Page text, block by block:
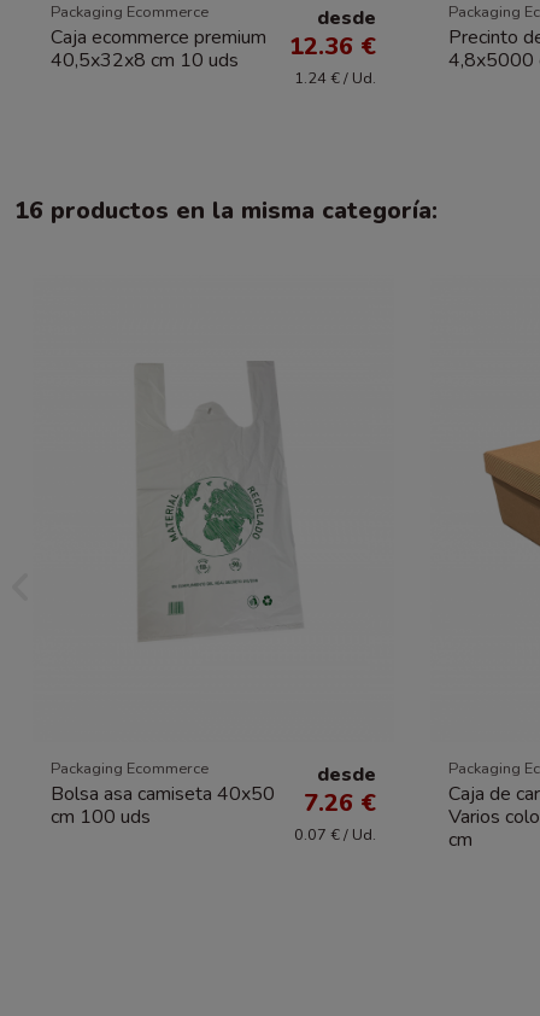
Packaging Ecommerce
Caja ecommerce premium
40,5x32x8 cm 10 uds
desde
12.36 €
1.24 € / Ud.
Packaging
Precinto
4,8x5000
16 productos en la misma categoría:
Packaging Ecommerce
Bolsa asa camiseta 40x50
cm 100 uds
desde
7.26 €
0.07 € / Ud.
Packaging
Caja de
Varios
cm